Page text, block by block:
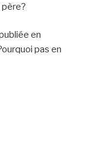
en
pas en